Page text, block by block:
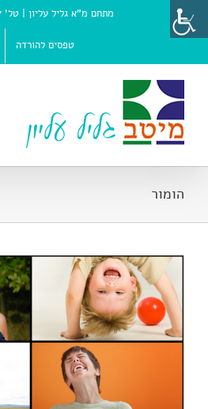
content
מתחם מ"א גליל עליון |טל' 04-6816367
טפסים להורדה
הומור